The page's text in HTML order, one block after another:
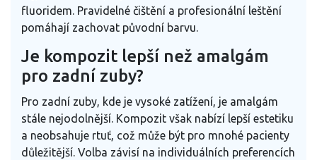
fluoridem. Pravidelné čištění a profesionální leštění
pomáhají zachovat původní barvu.
Je kompozit lepší než amalgám
pro zadní zuby?
Pro zadní zuby, kde je vysoké zatížení, je amalgám
stále nejodolnější. Kompozit však nabízí lepší estetiku
a neobsahuje rtuť, což může být pro mnohé pacienty
důležitější. Volba závisí na individuálních preferencích